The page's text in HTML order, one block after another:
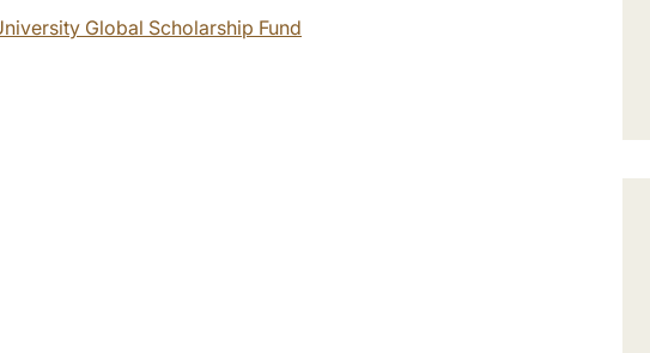
Global Scholarship Fund